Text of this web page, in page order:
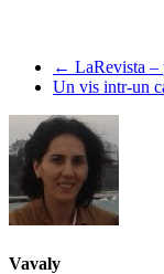
← LaRevista –
Un vis intr-un
Vavaly